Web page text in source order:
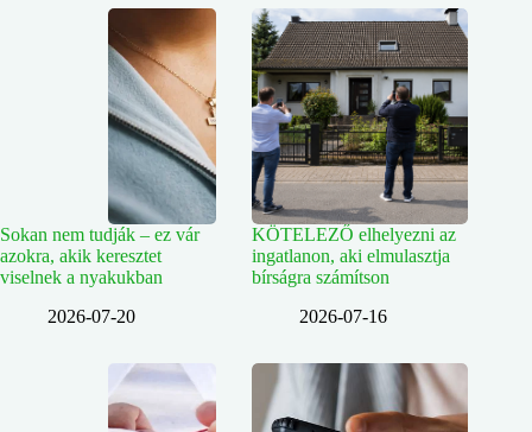
Sokan nem tudják – ez vár
azokra, akik keresztet
viselnek a nyakukban
2026-07-20
KÖTELEZŐ elhelyezni az
ingatlanon, aki elmulasztja
bírságra számítson
2026-07-16